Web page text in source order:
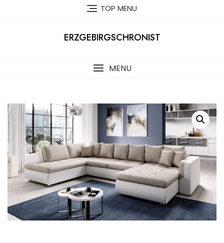
TOP MENU
ERZGEBIRGSCHRONIST
MENU